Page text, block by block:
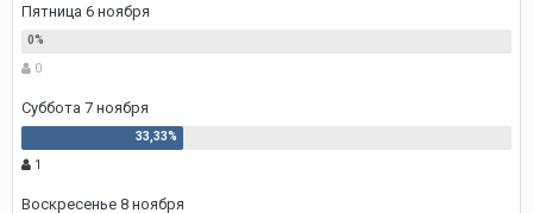
Пятница 6 ноября
0
Суббота 7 ноября
1
Воскресенье 8 ноября